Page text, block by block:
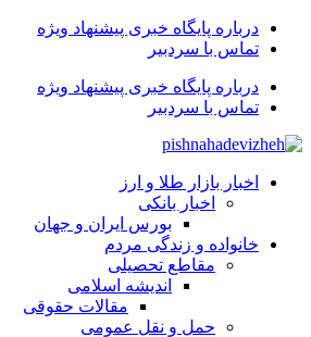
درباره پایگاه خبری پیشنهاد ویژه
تماس با سردبیر
درباره پایگاه خبری پیشنهاد ویژه
تماس با سردبیر
اخبار بازار طلا و ارز
اخبار بانکی
بورس ایران و جهان
خانواده و زندگی مردم
مقاطع تحصیلی
اندیشه اسلامی
مقالات حقوقی
حمل و نقل عمومی